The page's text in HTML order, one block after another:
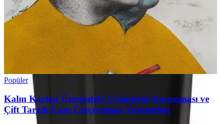
Popüler
Kalın Karton Üzerindeki Çizimlerin Korunması ve
Çift Taraflı Cam Çerçeveleme Yöntemleri